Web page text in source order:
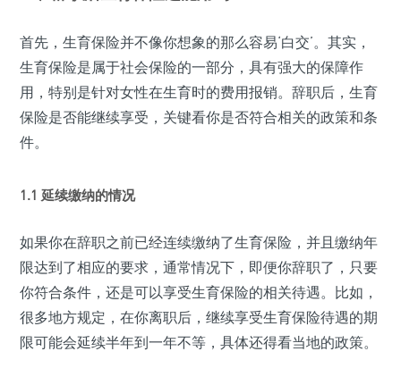
首先，生育保险并不像你想象的那么容易‘白交’。其实，
生育保险是属于社会保险的一部分，具有强大的保障作
用，特别是针对女性在生育时的费用报销。辞职后，生育
保险是否能继续享受，关键看你是否符合相关的政策和条
件。
1.1 延续缴纳的情况
如果你在辞职之前已经连续缴纳了生育保险，并且缴纳年
限达到了相应的要求，通常情况下，即便你辞职了，只要
你符合条件，还是可以享受生育保险的相关待遇。比如，
很多地方规定，在你离职后，继续享受生育保险待遇的期
限可能会延续半年到一年不等，具体还得看当地的政策。